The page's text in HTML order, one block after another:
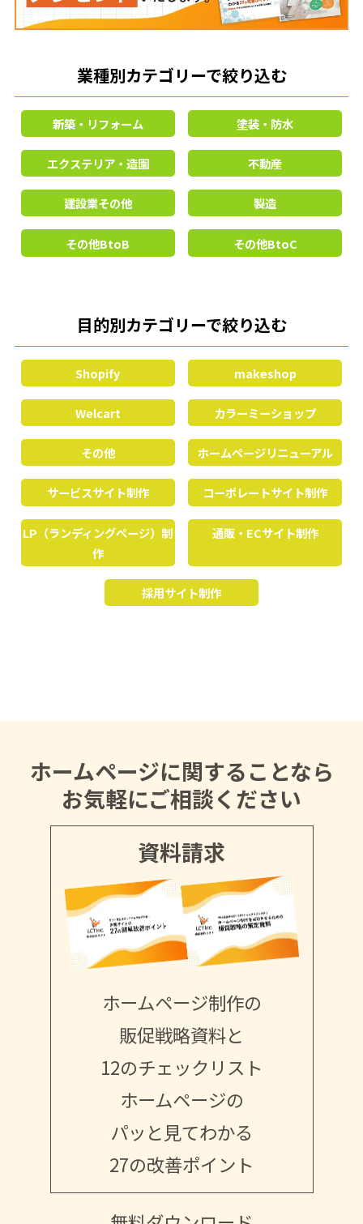
業種別カテゴリーで絞り込む
新築・リフォーム 塗装・防水
エクステリア・造園 不動産
建設業その他 製造
その他BtoB その他BtoC
目的別カテゴリーで絞り込む
Shopify makeshop
Welcart カラーミーショップ
その他 ホームページリニューアル
サービスサイト制作 コーポレートサイト制作
LP（ランディングページ）制
作
通販・ECサイト制作
採用サイト制作
ホームページに関することなら
お気軽にご相談ください
資料請求
ホームページ制作の
販促戦略資料と
12のチェックリスト
ホームページの
パッと見てわかる
27の改善ポイント